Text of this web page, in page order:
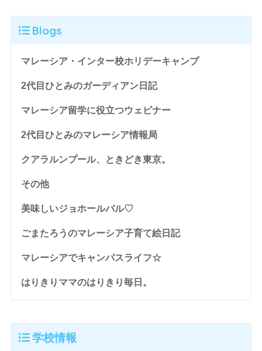
Blogs
マレーシア・インター校ホリデーキャンプ
2代目ひとみのガーディアン日記
マレーシア留学に役立つウェビナー
2代目ひとみのマレーシア情報局
クアラルンプール、ときどき東京。
その他
美味しいジョホールバル♡
ごまたろうのマレーシア子育て絵日記
マレーシアでキャンパスライフ☆
はりきりママのはりきり毎日。
学校情報